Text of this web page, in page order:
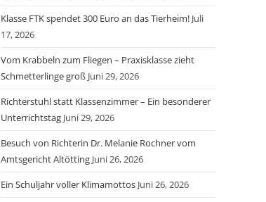
Klasse FTK spendet 300 Euro an das Tierheim! Juli
17, 2026
Vom Krabbeln zum Fliegen – Praxisklasse zieht
Schmetterlinge groß Juni 29, 2026
Richterstuhl statt Klassenzimmer – Ein besonderer
Unterrichtstag Juni 29, 2026
Besuch von Richterin Dr. Melanie Rochner vom
Amtsgericht Altötting Juni 26, 2026
Ein Schuljahr voller Klimamottos Juni 26, 2026